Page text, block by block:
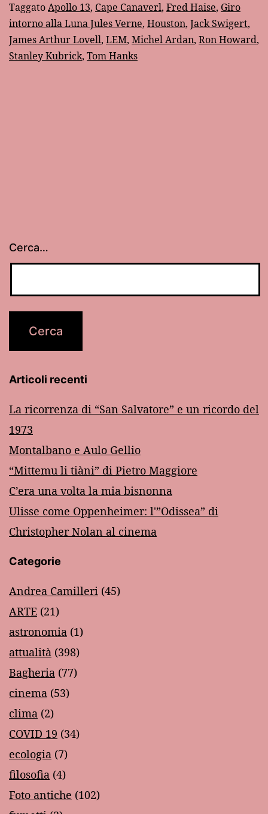
l’uomo
che
TaggatoApollo 13, Cape Canaverl, Fred Haise, Giro
intorno alla Luna Jules Verne, Houston, Jack Swigert,
James Arthur Lovell, LEM, Michel Ardan, Ron Howard,
Stanley Kubrick, Tom Hanks
Cerca…
Articoli recenti
La ricorrenza di “San Salvatore” e un ricordo del
1973
Montalbano e Aulo Gellio
“Mittemu li tiàni” di Pietro Maggiore
C’era una volta la mia bisnonna
Ulisse come Oppenheimer: l'”Odissea” di
Christopher Nolan al cinema
Categorie
Andrea Camilleri (45)
ARTE (21)
astronomia (1)
attualità (398)
Bagheria (77)
cinema (53)
clima (2)
COVID 19 (34)
ecologia (7)
filosofia (4)
Foto antiche (102)